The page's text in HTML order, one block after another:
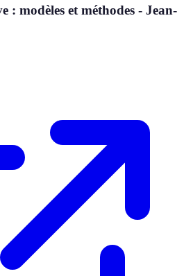
: modèles et méthodes - Jean-